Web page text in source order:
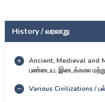
History / வரலாறு
Ancient, Medieval and
பண்டைய, இடைக்கால
Various Civilizations /